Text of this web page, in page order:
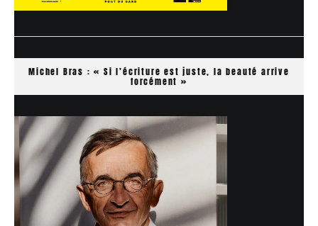
Michel Bras : « Si l’écriture est juste, la beauté arrive
forcément »